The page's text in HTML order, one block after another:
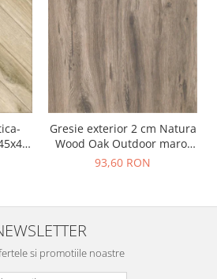
Gresie exterior 2 cm Natura
Wood Oak Outdoor maro,
0.73mp/cut
93,60 RON
si promotiile noastre